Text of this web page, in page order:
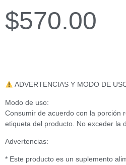
$570.00
ADVERTENCIAS Y MODO DE
Modo de uso:
Consumir de acuerdo con la porción
etiqueta del producto. No exceder la
Advertencias:
* Este producto es un suplemento